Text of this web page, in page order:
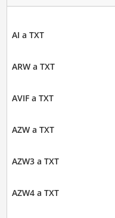
AI a TXT
ARW a TXT
AVIF a TXT
AZW a TXT
AZW3 a TXT
AZW4 a TXT